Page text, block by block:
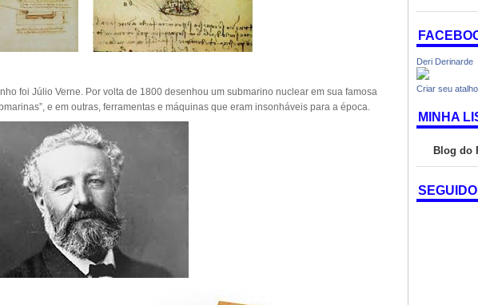
foi Júlio Verne. Por volta de 1800 desenhou um submarino nuclear em sua famosa
e em outras, ferramentas e máquinas que eram insonháveis para a época.
Deri Derinarde
Criar seu atalho
MINHA
Blog do